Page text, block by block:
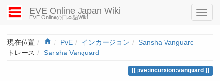
EVE Online Japan Wiki
EVE Onlineの日本語Wiki
現在位置 Home
PvE インカージョン
Sansha Vanguard
トレース
Sansha Vanguard
pve:incursion:vanguard